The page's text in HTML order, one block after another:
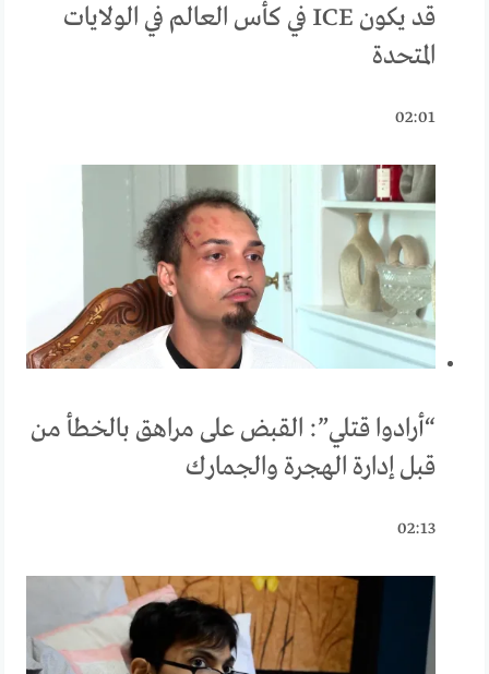
قد يكون ICE في كأس العالم في الولايات
المتحدة
02:01
“أرادوا قتلي”: القبض على مراهق بالخطأ من
قبل إدارة الهجرة والجمارك
02:13